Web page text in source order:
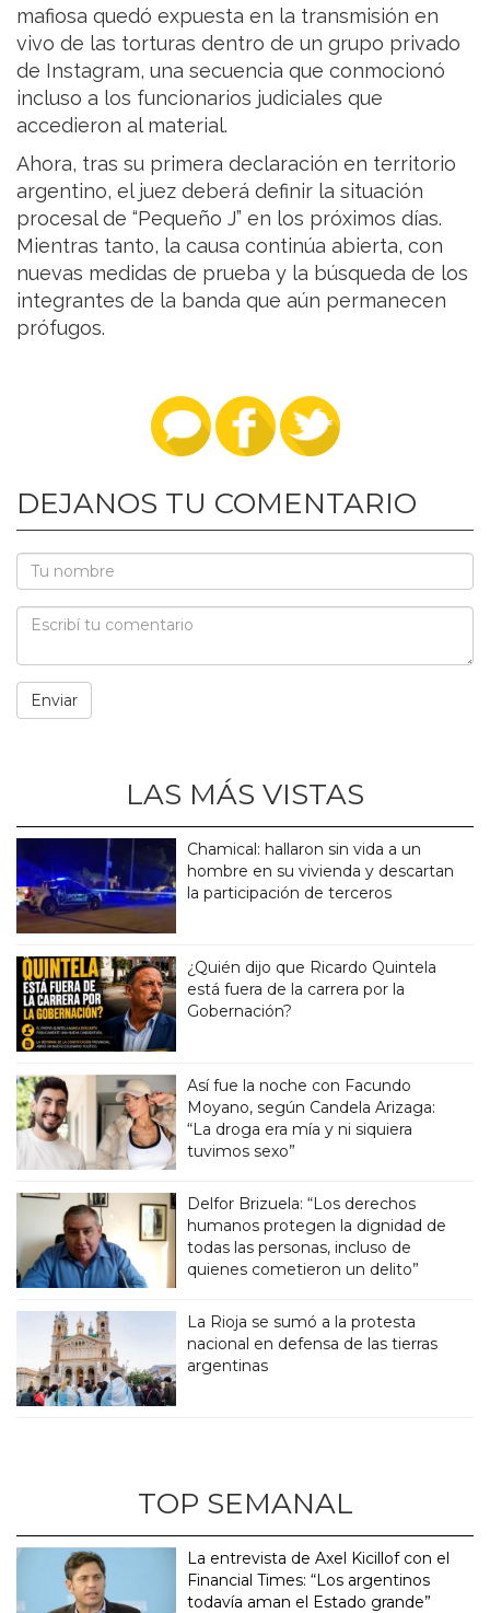
mafiosa quedó expuesta en la transmisión en
vivo de las torturas dentro de un grupo privado
de Instagram, una secuencia que conmocionó
incluso a los funcionarios judiciales que
accedieron al material.
Ahora, tras su primera declaración en territorio
argentino, el juez deberá definir la situación
procesal de “Pequeño J” en los próximos días.
Mientras tanto, la causa continúa abierta, con
nuevas medidas de prueba y la búsqueda de los
integrantes de la banda que aún permanecen
prófugos.
DEJANOS TU COMENTARIO
LAS MÁS VISTAS
Chamical: hallaron sin vida a un
hombre en su vivienda y descartan
la participación de terceros
¿Quién dijo que Ricardo Quintela
está fuera de la carrera por la
Gobernación?
Así fue la noche con Facundo
Moyano, según Candela Arizaga:
“La droga era mía y ni siquiera
tuvimos sexo”
Delfor Brizuela: “Los derechos
humanos protegen la dignidad de
todas las personas, incluso de
quienes cometieron un delito”
La Rioja se sumó a la protesta
nacional en defensa de las tierras
argentinas
TOP SEMANAL
La entrevista de Axel Kicillof con el
Financial Times: “Los argentinos
todavía aman el Estado grande”